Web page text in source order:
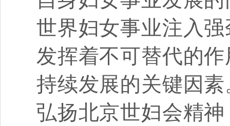
世界妇女事业注入
发挥着不可替代的
持续发展的关键因
弘扬北京世妇会精